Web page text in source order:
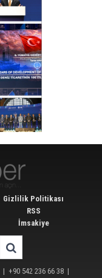
Gizlilik Politikası
RSS
İmsakiye
| +90 542 236 66 38 |